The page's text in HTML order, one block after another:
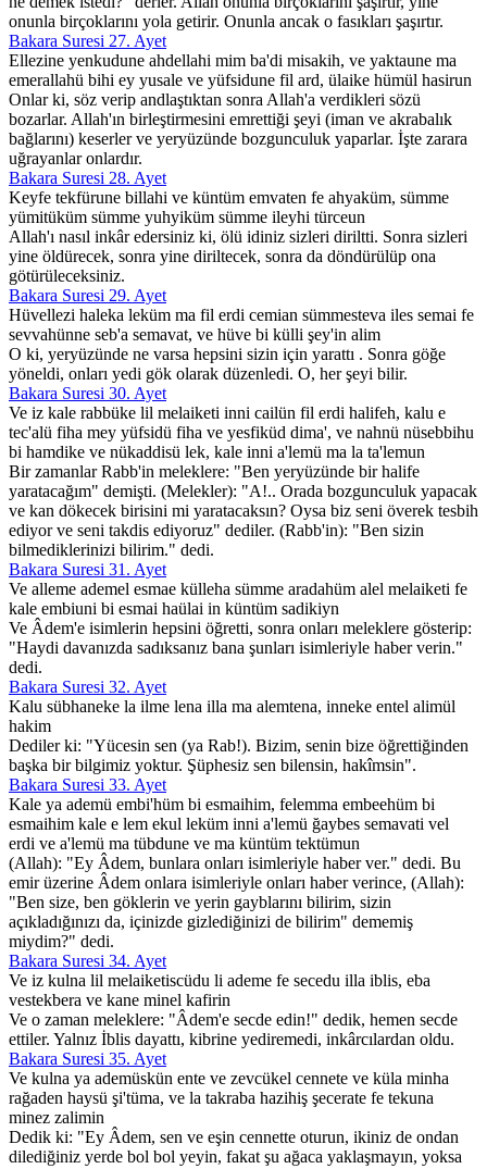
onunla birçoklarını yola getirir. Onunla ancak o fasıkları şaşırtır.
Bakara Suresi 27. Ayet
Ellezine yenkudune ahdellahi mim ba'di misakih, ve yaktaune ma
emerallahü bihi ey yusale ve yüfsidune fil ard, ülaike hümül hasirun
Onlar ki, söz verip andlaştıktan sonra Allah'a verdikleri sözü
bozarlar. Allah'ın birleştirmesini emrettiği şeyi (iman ve akrabalık
bağlarını) keserler ve yeryüzünde bozgunculuk yaparlar. İşte zarara
uğrayanlar onlardır.
Bakara Suresi 28. Ayet
Keyfe tekfürune billahi ve küntüm emvaten fe ahyaküm, sümme
yümitüküm sümme yuhyiküm sümme ileyhi türceun
Allah'ı nasıl inkâr edersiniz ki, ölü idiniz sizleri diriltti. Sonra sizleri
yine öldürecek, sonra yine diriltecek, sonra da döndürülüp ona
götürüleceksiniz.
Bakara Suresi 29. Ayet
Hüvellezi haleka leküm ma fil erdi cemian sümmesteva iles semai fe
sevvahünne seb'a semavat, ve hüve bi külli şey'in alim
O ki, yeryüzünde ne varsa hepsini sizin için yarattı . Sonra göğe
yöneldi, onları yedi gök olarak düzenledi. O, her şeyi bilir.
Bakara Suresi 30. Ayet
Ve iz kale rabbüke lil melaiketi inni cailün fil erdi halifeh, kalu e
tec'alü fiha mey yüfsidü fiha ve yesfiküd dima', ve nahnü nüsebbihu
bi hamdike ve nükaddisü lek, kale inni a'lemü ma la ta'lemun
Bir zamanlar Rabb'in meleklere: "Ben yeryüzünde bir halife
yaratacağım" demişti. (Melekler): "A!.. Orada bozgunculuk yapacak
ve kan dökecek birisini mi yaratacaksın? Oysa biz seni överek tesbih
ediyor ve seni takdis ediyoruz" dediler. (Rabb'in): "Ben sizin
bilmediklerinizi bilirim." dedi.
Bakara Suresi 31. Ayet
Ve alleme ademel esmae külleha sümme aradahüm alel melaiketi fe
kale embiuni bi esmai haülai in küntüm sadikiyn
Ve Âdem'e isimlerin hepsini öğretti, sonra onları meleklere gösterip:
"Haydi davanızda sadıksanız bana şunları isimleriyle haber verin."
dedi.
Bakara Suresi 32. Ayet
Kalu sübhaneke la ilme lena illa ma alemtena, inneke entel alimül
hakim
Dediler ki: "Yücesin sen (ya Rab!). Bizim, senin bize öğrettiğinden
başka bir bilgimiz yoktur. Şüphesiz sen bilensin, hakîmsin".
Bakara Suresi 33. Ayet
Kale ya ademü embi'hüm bi esmaihim, felemma embeehüm bi
esmaihim kale e lem ekul leküm inni a'lemü ğaybes semavati vel
erdi ve a'lemü ma tübdune ve ma küntüm tektümun
(Allah): "Ey Âdem, bunlara onları isimleriyle haber ver." dedi. Bu
emir üzerine Âdem onlara isimleriyle onları haber verince, (Allah):
"Ben size, ben göklerin ve yerin gayblarını bilirim, sizin
açıkladığınızı da, içinizde gizlediğinizi de bilirim" dememiş
miydim?" dedi.
Bakara Suresi 34. Ayet
Ve iz kulna lil melaiketiscüdu li ademe fe secedu illa iblis, eba
vestekbera ve kane minel kafirin
Ve o zaman meleklere: "Âdem'e secde edin!" dedik, hemen secde
ettiler. Yalnız İblis dayattı, kibrine yediremedi, inkârcılardan oldu.
Bakara Suresi 35. Ayet
Ve kulna ya ademüskün ente ve zevcükel cennete ve küla minha
rağaden haysü şi'tüma, ve la takraba hazihiş şecerate fe tekuna
minez zalimin
Dedik ki: "Ey Âdem, sen ve eşin cennette oturun, ikiniz de ondan
dilediğiniz yerde bol bol yeyin, fakat şu ağaca yaklaşmayın, yoksa